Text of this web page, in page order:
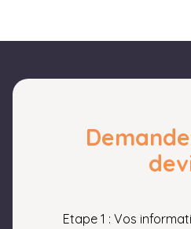
Etape 1 : Vos